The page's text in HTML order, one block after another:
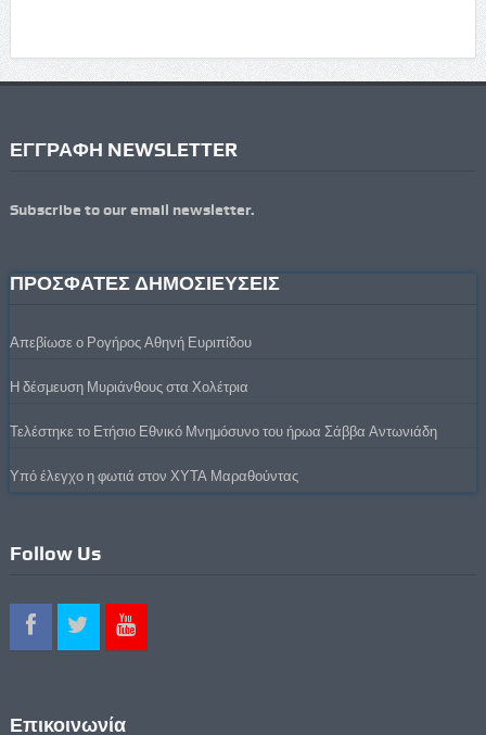
ΕΓΓΡΑΦΗ NEWSLETTER
Subscribe to our email newsletter.
ΠΡΟΣΦΑΤΕΣ ΔΗΜΟΣΙΕΥΣΕΙΣ
Απεβίωσε ο Ρογήρος Αθηνή Ευριπίδου
Η δέσμευση Μυριάνθους στα Χολέτρια
Τελέστηκε το Ετήσιο Εθνικό Μνημόσυνο του ήρωα Σάββα Αντωνιάδη
Υπό έλεγχο η φωτιά στον ΧΥΤΑ Μαραθούντας
Follow Us
Επικοινωνία